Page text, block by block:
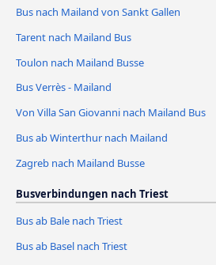
Bus nach Mailand von Sankt Gallen
Tarent nach Mailand Bus
Toulon nach Mailand Busse
Bus Verrès - Mailand
Von Villa San Giovanni nach Mailand Bus
Bus ab Winterthur nach Mailand
Zagreb nach Mailand Busse
Busverbindungen nach Triest
Bus ab Bale nach Triest
Bus ab Basel nach Triest